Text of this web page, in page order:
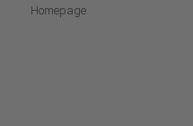
Homepage